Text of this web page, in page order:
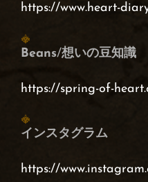
https://www.heart-
Beans/想いの豆知識
https://spring-of-
インスタグラム
https://